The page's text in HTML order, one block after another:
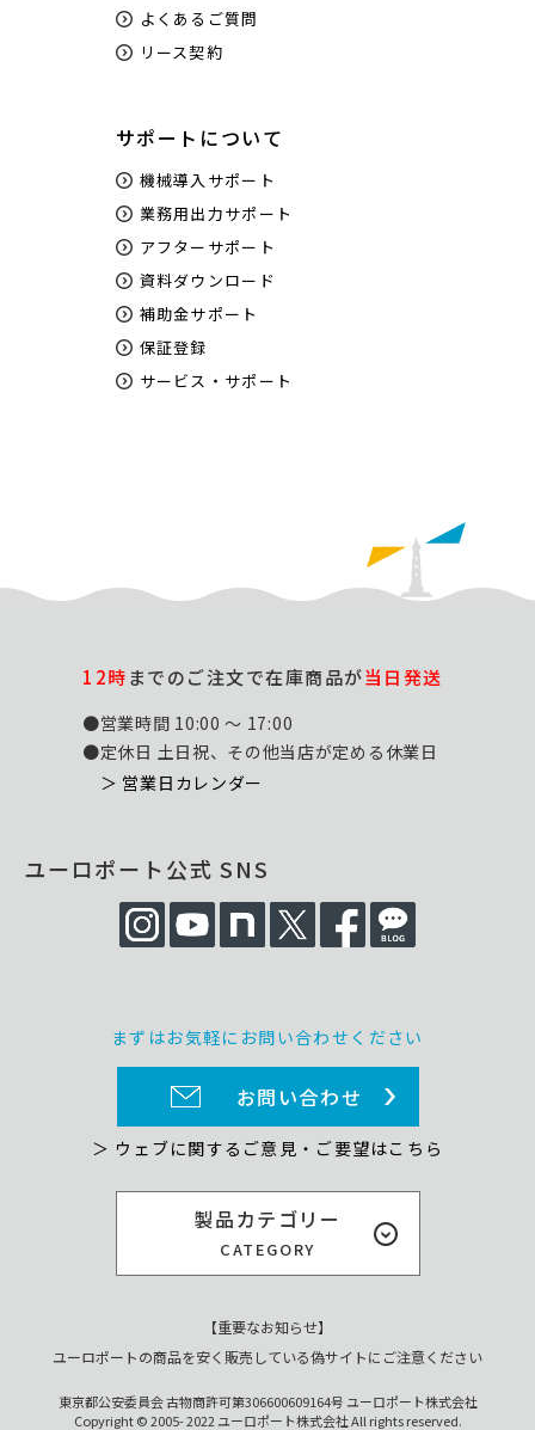
よくあるご質問
リース契約
サポートについて
機械導入サポート
業務用出力サポート
アフターサポート
資料ダウンロード
補助金サポート
保証登録
サービス・サポート
製品カテゴリー
CATEGORY
12時までのご注文で在庫商品が当日発送
●営業時間 10:00 ～ 17:00
●定休日 土日祝、その他当店が定める休業日
＞ 営業日カレンダー
ユーロポート公式 SNS
まずはお気軽にお問い合わせください
お問い合わせ
＞ ウェブに関するご意見・ご要望はこちら
【重要なお知らせ】
ユーロポートの商品を安く販売している偽サイトにご注意ください
東京都公安委員会 古物商許可第306600609164号 ユーロポート株式会社
Copyright © 2005- 2022 ユーロポート株式会社 All rights reserved.